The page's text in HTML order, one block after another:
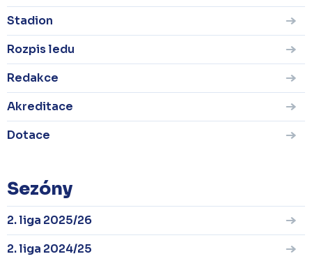
Stadion
Rozpis ledu
Redakce
Akreditace
Dotace
Sezóny
2. liga 2025/26
2. liga 2024/25